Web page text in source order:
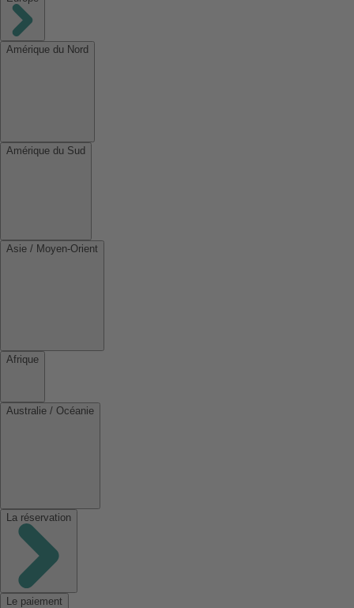
Amérique du Nord
Amérique du Sud
Asie / Moyen-Orient
Afrique
Australie / Océanie
La réservation
Le paiement